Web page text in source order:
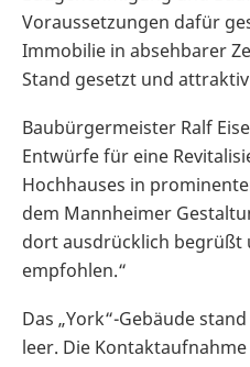
Voraussetzungen dafür
Immobilie in absehbarer
Stand gesetzt und
Baubürgermeister Ralf
Entwürfe für eine
Hochhauses in
dem Mannheimer
dort ausdrücklich begrüßt
empfohlen.“
Das „York“-Gebäude
leer. Die